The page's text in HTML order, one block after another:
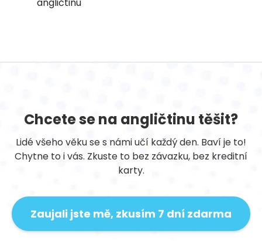
Chcete se na angličtinu těšit?
Lidé všeho věku se s námi učí každý den. Baví je to!
Chytne to i vás. Zkuste to bez závazku, bez kreditní
karty.
Zaujali jste mě, zkusím 7 dní zdarma